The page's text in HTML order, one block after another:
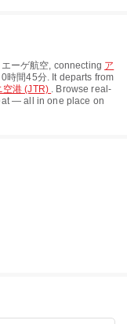
エーゲ航空, connecting ア
0時間45分. It departs from
空港 (JTR) . Browse real-
— all in one place on